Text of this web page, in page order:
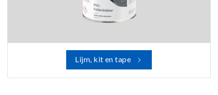
Lijm, kit en tape